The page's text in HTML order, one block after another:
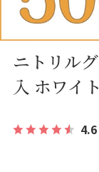
ニトリル
入 ホワイ
4.6